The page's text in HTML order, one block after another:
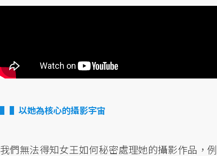
▌以她為核心的攝影宇宙
我們無法得知女王如何秘密處理她的攝影作品，例